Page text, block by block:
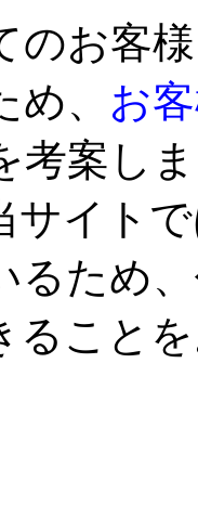
のお客
、 お
考案し
サイト
るため
ること